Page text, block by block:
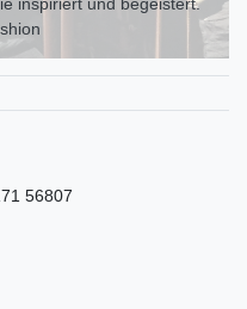
inspiriert und begeistert.
56807